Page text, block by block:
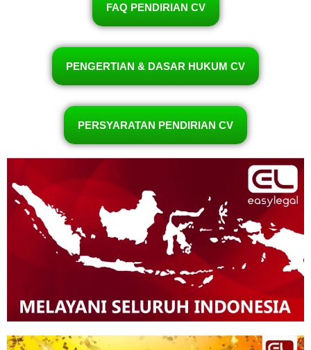
FAQ PENDIRIAN CV
PENGERTIAN & DASAR HUKUM CV
PERSYARATAN PENDIRIAN CV